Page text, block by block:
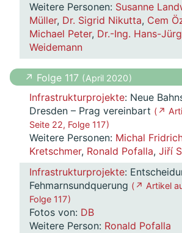
Weitere Personen: Susanne
Müller, Dr. Sigrid Nikutta, Cem
Michael Peter, Dr.-Ing. Hans-
Weidemann
↗ Folge 117 ( April 2020 )
Infrastrukturprojekte: Neue
Dresden – Prag vereinbart ( ↗
Seite 22, Folge 117 )
Weitere Personen: Michal
Kretschmer, Ronald Pofalla, Jiří
Infrastrukturprojekte:
Fehmarnsundquerung ( ↗ Artikel
Folge 117 )
Fotos von: DB
Weitere Person: Ronald Pofalla